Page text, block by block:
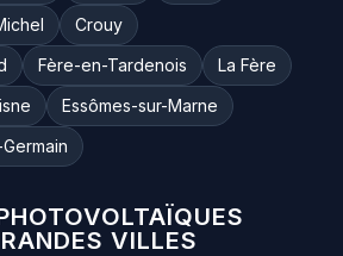
Crouy
Fère-en-Tardenois
La Fère
Essômes-sur-Marne
VILLES